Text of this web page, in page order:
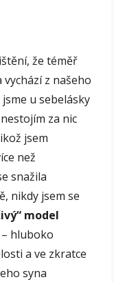
že téměř
vychází z našeho
u sebelásky
za nic
jsem
než
snažila
nikdy jsem se
model
hluboko
a ve zkratce
syna